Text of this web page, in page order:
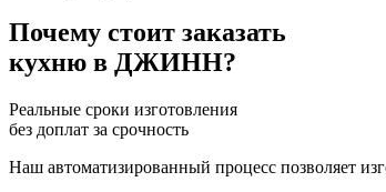
Почему стоит заказать
кухню в ДЖИНН?
Реальные сроки изготовления
без доплат за срочность
Наш автоматизированный процесс позволяет